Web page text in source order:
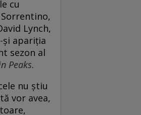
cu
Lynch,
și apariția
sezon al
Peaks.
nu știu
vor avea,